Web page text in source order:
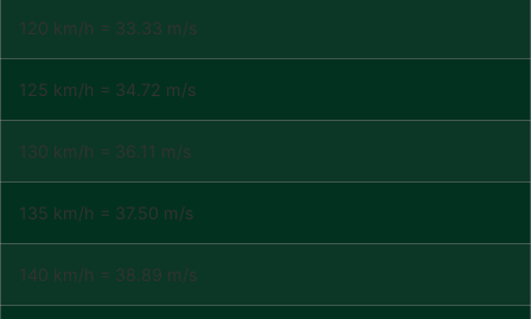
120 km/h = 33.33 m/s
125 km/h = 34.72 m/s
130 km/h = 36.11 m/s
135 km/h = 37.50 m/s
140 km/h = 38.89 m/s